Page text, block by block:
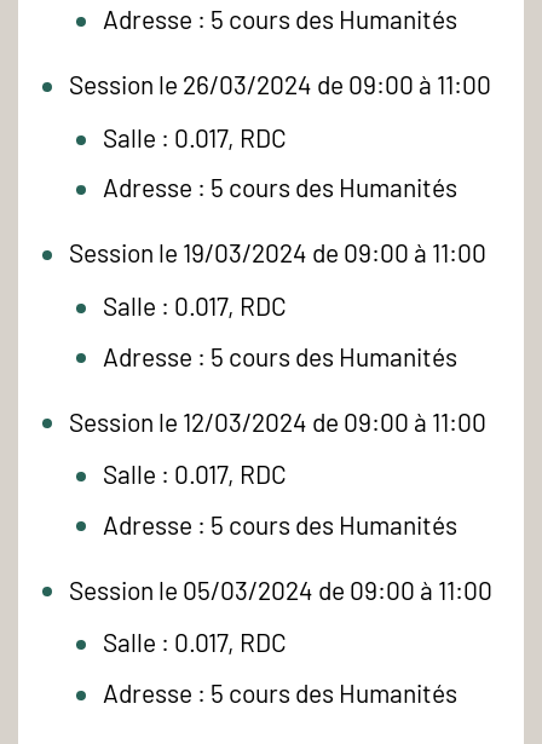
Adresse : 5 cours des Humanités
Session le 26/03/2024 de 09:00 à 11:00
Salle : 0.017, RDC
Adresse : 5 cours des Humanités
Session le 19/03/2024 de 09:00 à 11:00
Salle : 0.017, RDC
Adresse : 5 cours des Humanités
Session le 12/03/2024 de 09:00 à 11:00
Salle : 0.017, RDC
Adresse : 5 cours des Humanités
Session le 05/03/2024 de 09:00 à 11:00
Salle : 0.017, RDC
Adresse : 5 cours des Humanités